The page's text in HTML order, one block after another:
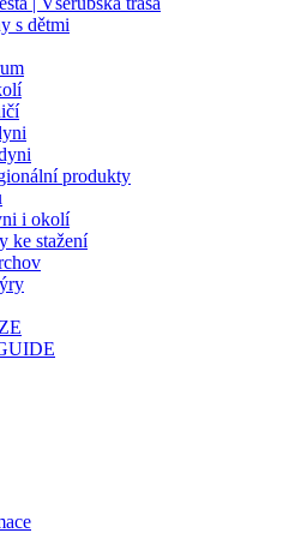
s dětmi
produkty
i okolí
ke stažení